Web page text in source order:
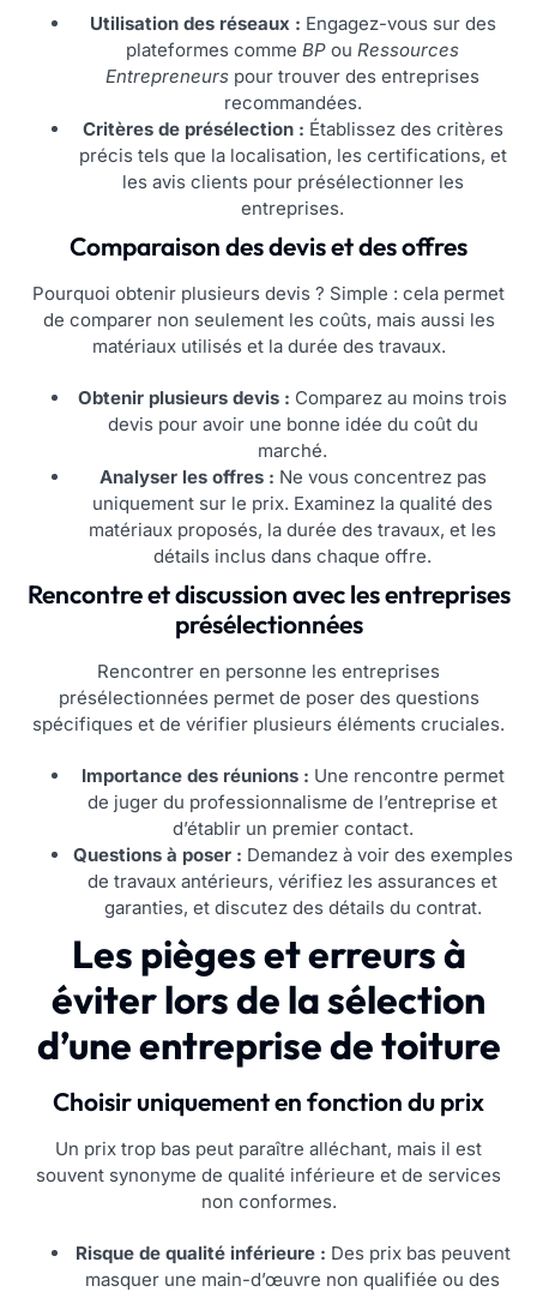
Utilisation des réseaux : Engagez-vous sur des
plateformes comme BP ou Ressources
Entrepreneurs pour trouver des entreprises
recommandées.
Critères de présélection : Établissez des critères
précis tels que la localisation, les certifications, et
les avis clients pour présélectionner les
entreprises.
Comparaison des devis et des offres
Pourquoi obtenir plusieurs devis ? Simple : cela permet
de comparer non seulement les coûts, mais aussi les
matériaux utilisés et la durée des travaux.
Obtenir plusieurs devis : Comparez au moins trois
devis pour avoir une bonne idée du coût du
marché.
Analyser les offres : Ne vous concentrez pas
uniquement sur le prix. Examinez la qualité des
matériaux proposés, la durée des travaux, et les
détails inclus dans chaque offre.
Rencontre et discussion avec les entreprises
présélectionnées
Rencontrer en personne les entreprises
présélectionnées permet de poser des questions
spécifiques et de vérifier plusieurs éléments cruciales.
Importance des réunions : Une rencontre permet
de juger du professionnalisme de l’entreprise et
d’établir un premier contact.
Questions à poser : Demandez à voir des exemples
de travaux antérieurs, vérifiez les assurances et
garanties, et discutez des détails du contrat.
Les pièges et erreurs à
éviter lors de la sélection
d’une entreprise de toiture
Choisir uniquement en fonction du prix
Un prix trop bas peut paraître alléchant, mais il est
souvent synonyme de qualité inférieure et de services
non conformes.
Risque de qualité inférieure : Des prix bas peuvent
masquer une main-d’œuvre non qualifiée ou des